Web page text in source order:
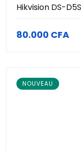
80.000 CFA
NOUVEAU